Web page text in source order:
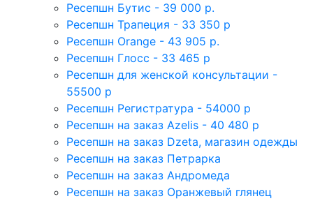
Ресепшн Бутис - 39 000 р.
Ресепшн Трапеция - 33 350 р
Ресепшн Orange - 43 905 р.
Ресепшн Глосс - 33 465 р
Ресепшн для женской консультации -
55500 р
Ресепшн Регистратура - 54000 р
Ресепшн на заказ Azelis - 40 480 р
Ресепшн на заказ Dzeta, магазин одежды
Ресепшн на заказ Петрарка
Ресепшн на заказ Андромеда
Ресепшн на заказ Оранжевый глянец